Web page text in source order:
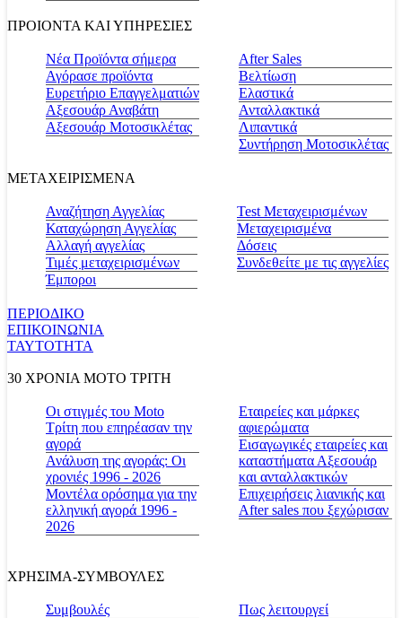
ΠΡΟΙΟΝΤΑ ΚΑΙ ΥΠΗΡΕΣΙΕΣ
Νέα Προϊόντα σήμερα
Αγόρασε προϊόντα
Ευρετήριο Επαγγελματιών
Αξεσουάρ Αναβάτη
Αξεσουάρ Μοτοσικλέτας
Αfter Sales
Βελτίωση
Ελαστικά
Ανταλλακτικά
Λιπαντικά
Συντήρηση Μοτοσικλέτας
ΜΕΤΑΧΕΙΡΙΣΜΕΝΑ
Αναζήτηση Αγγελίας
Καταχώρηση Αγγελίας
Αλλαγή αγγελίας
Τιμές μεταχειρισμένων
Έμποροι
Test Μεταχειρισμένων
Μεταχειρισμένα
Δόσεις
Συνδεθείτε με τις αγγελίες
ΠΕΡΙΟΔΙΚΟ
ΕΠΙΚΟΙΝΩΝΙΑ
ΤΑΥΤΟΤΗΤΑ
30 ΧΡΟΝΙΑ MOTO ΤΡΙΤΗ
Οι στιγμές του Moto
Τρίτη που επηρέασαν την
αγορά
Ανάλυση της αγοράς: Οι
χρονιές 1996 - 2026
Μοντέλα ορόσημα για την
ελληνική αγορά 1996 -
2026
Εταιρείες και μάρκες
αφιερώματα
Εισαγωγικές εταιρείες και
καταστήματα Αξεσουάρ
και ανταλλακτικών
Επιχειρήσεις λιανικής και
After sales που ξεχώρισαν
ΧΡΗΣΙΜΑ-ΣΥΜΒΟΥΛΕΣ
Συμβουλές
Πως λειτουργεί